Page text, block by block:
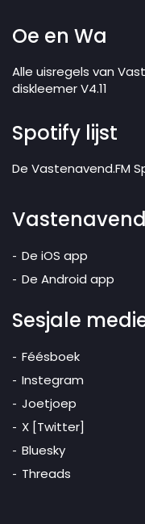
Oe en Wa
Alle uisregels van
diskleemer V4.11
Spotify lijst
De Vastenavend.FM
De iOS app
De Android app
Sesjale
Féésboek
Instegram
Joetjoep
X [Twitter]
Bluesky
Threads